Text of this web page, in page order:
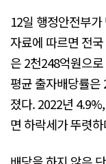
12일 행정안전부
자료에 따르면 전
은 2천248억원으
평균 출자배당률
졌다. 2022년
면 하락세가 뚜렷